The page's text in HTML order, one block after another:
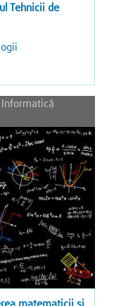
Tehnicii de